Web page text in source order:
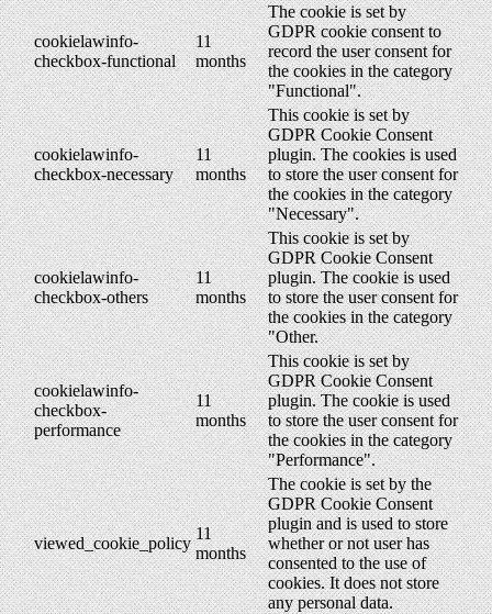
cookielawinfo-
checkbox-functional
11
months
The cookie is set by
GDPR cookie consent to
record the user consent for
the cookies in the category
"Functional".
cookielawinfo-
checkbox-necessary
11
months
This cookie is set by
GDPR Cookie Consent
plugin. The cookies is used
to store the user consent for
the cookies in the category
"Necessary".
cookielawinfo-
checkbox-others
11
months
This cookie is set by
GDPR Cookie Consent
plugin. The cookie is used
to store the user consent for
the cookies in the category
"Other.
cookielawinfo-
checkbox-
performance
11
months
This cookie is set by
GDPR Cookie Consent
plugin. The cookie is used
to store the user consent for
the cookies in the category
"Performance".
viewed_cookie_policy
11
months
The cookie is set by the
GDPR Cookie Consent
plugin and is used to store
whether or not user has
consented to the use of
cookies. It does not store
any personal data.